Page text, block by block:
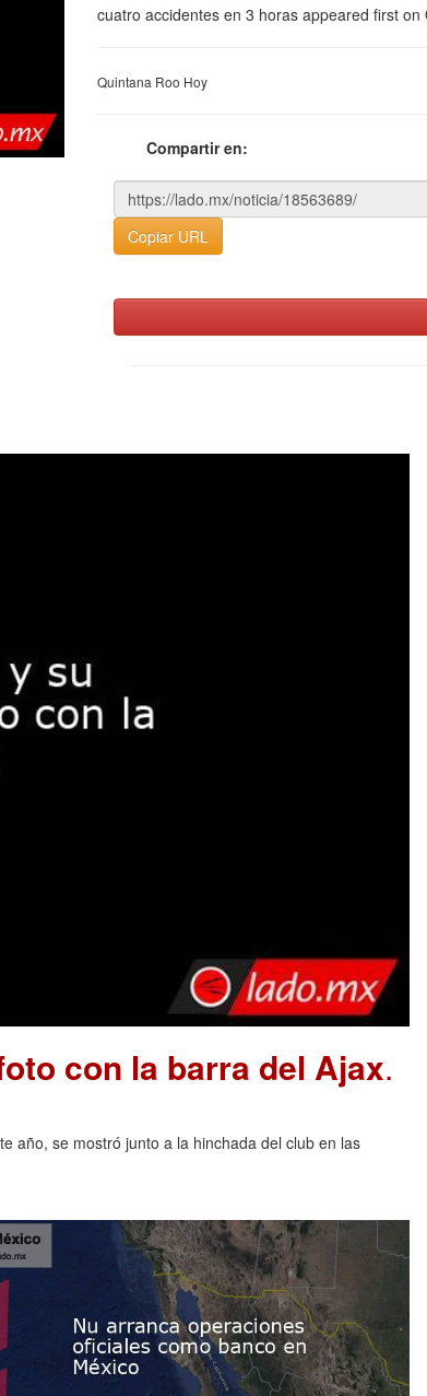
cuatro accidentes en 3 horas appeared first on
Quintana Roo Hoy
Compartir en:
Copiar URL
con la barra del Ajax.
año, se mostró junto a la hinchada del club en las